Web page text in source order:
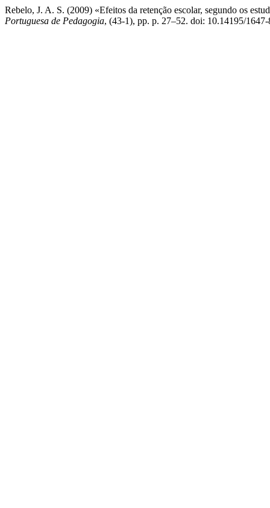
Rebelo, J. A. S. (2009) «Efeitos da retenção escolar, segundo os
Portuguesa de Pedagogia, (43-1), pp. p. 27–52. doi: 10.14195/